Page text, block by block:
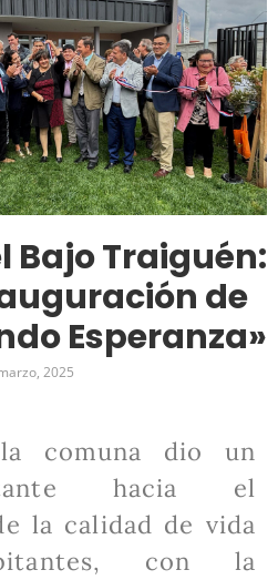
Bajo Traiguén:
de
Esperanza»
2025
comuna dio un
hacia el
la calidad de vida
con la